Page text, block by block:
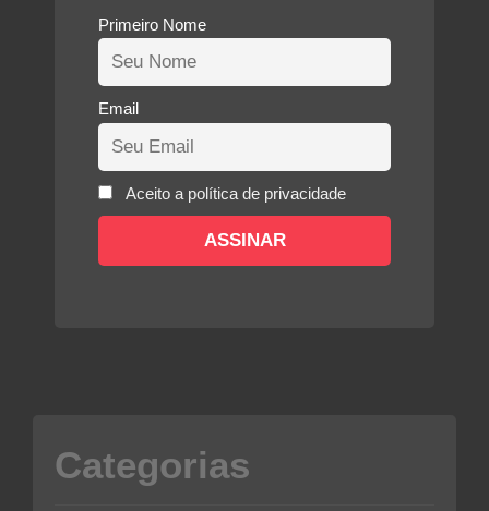
Primeiro Nome
Email
Aceito a política de privacidade
Categorias